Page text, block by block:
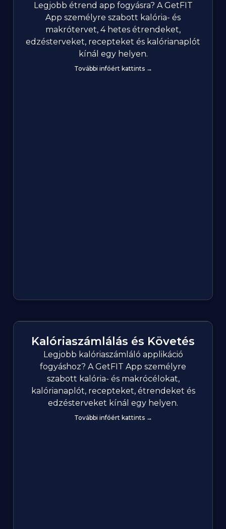
Legjobb étrend app fogyásra? A GetFIT
App személyre szabott kalória- és
makrótervet, 4 hetes étrendeket,
edzésterveket, recepteket és kalórianaplót
kínál egy helyen.
További infóért kattints →
Kalóriaszámlálás és Követés
Legjobb kalóriaszámláló applikáció
fogyáshoz? A GetFIT App személyre
szabott kalória- és makrócélokat,
kalórianaplót, recepteket, étrendeket és
edzésterveket kínál egy helyen.
További infóért kattints →